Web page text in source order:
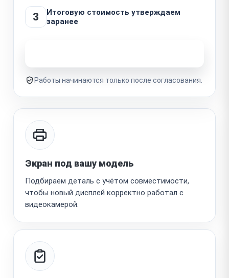
3
Итоговую стоимость утверждаем
заранее
Работы начинаются только после согласования.
Экран под вашу модель
Подбираем деталь с учётом совместимости,
чтобы новый дисплей корректно работал с
видеокамерой.